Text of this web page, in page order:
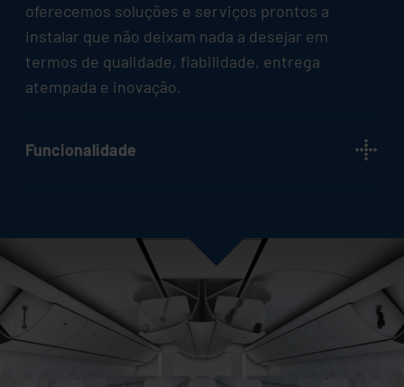
oferecemos soluções e serviços prontos a
instalar que não deixam nada a desejar em
termos de qualidade, fiabilidade, entrega
atempada e inovação.
Funcionalidade